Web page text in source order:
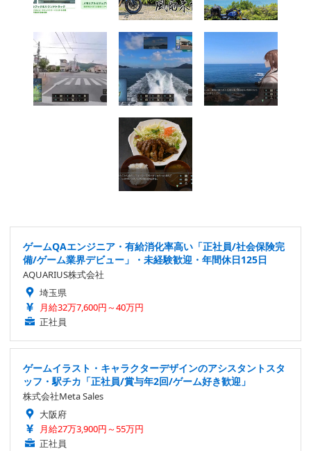
ゲームQAエンジニア・有給消化率高い「正社員/社会保険完
備/ゲーム業界デビュー」・未経験歓迎・年間休日125日
AQUARIUS株式会社
埼玉県
月給32万7,600円～40万円
正社員
ゲームイラスト・キャラクターデザインのアシスタントスタ
ッフ・駅チカ「正社員/賞与年2回/ゲーム好き歓迎」
株式会社Meta Sales
大阪府
月給27万3,900円～55万円
正社員